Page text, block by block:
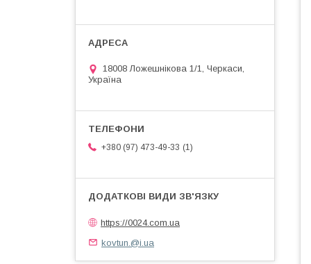
18008 Ложешнікова 1/1, Черкаси,
Україна
+380 (97) 473-49-33 1
https://0024.com.ua
kovtun.@i.ua